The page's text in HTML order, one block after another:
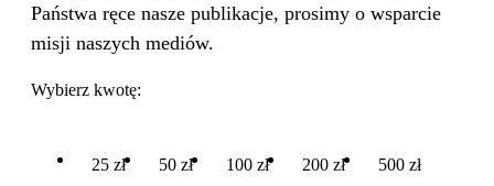
Państwa ręce nasze publikacje, prosimy o wsparcie
misji naszych mediów.
Wybierz kwotę:
25 zł 50 zł 100 zł 200 zł 500 zł